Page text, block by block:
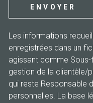
ENVOYER
Les informations
enregistrées dans un
agissant comme
gestion de la clientèle/
qui reste Responsable
personnelles. La base